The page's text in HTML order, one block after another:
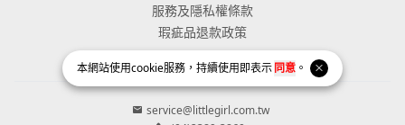
本網站使用cookie服務，持續使用即表示同意 。
服務及隱私權條款
瑕疵品退款政策
service@littlegirl.com.tw